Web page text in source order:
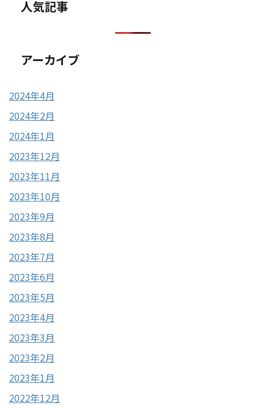
人気記事
アーカイブ
2024年4月
2024年2月
2024年1月
2023年12月
2023年11月
2023年10月
2023年9月
2023年8月
2023年7月
2023年6月
2023年5月
2023年4月
2023年3月
2023年2月
2023年1月
2022年12月